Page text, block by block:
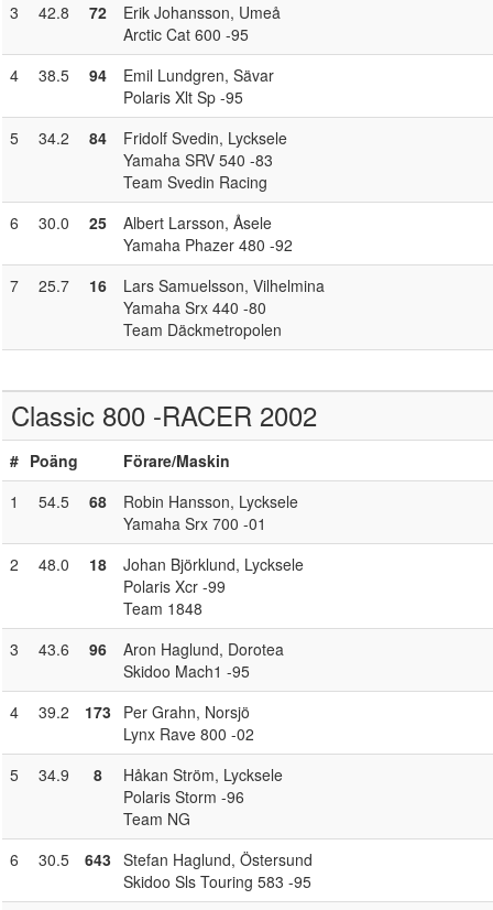
3
42.8 72 Erik Johansson, Umeå
Arctic Cat 600 -95
4
38.5 94 Emil Lundgren, Sävar
Polaris Xlt Sp -95
5
34.2 84 Fridolf Svedin, Lycksele
Yamaha SRV 540 -83
Team Svedin Racing
6
30.0 25 Albert Larsson, Åsele
Yamaha Phazer 480 -92
7
25.7 16 Lars Samuelsson, Vilhelmina
Yamaha Srx 440 -80
Team Däckmetropolen
Classic 800 -RACER 2002
# Poäng Förare/Maskin
1
54.5 68 Robin Hansson, Lycksele
Yamaha Srx 700 -01
2
48.0 18 Johan Björklund, Lycksele
Polaris Xcr -99
Team 1848
3
43.6 96 Aron Haglund, Dorotea
Skidoo Mach1 -95
4
39.2 173 Per Grahn, Norsjö
Lynx Rave 800 -02
5
34.9 8 Håkan Ström, Lycksele
Polaris Storm -96
Team NG
6
30.5 643 Stefan Haglund, Östersund
Skidoo Sls Touring 583 -95